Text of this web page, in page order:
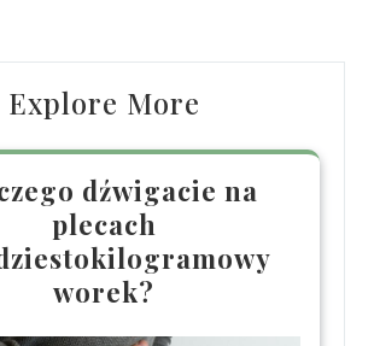
Explore More
dźwigacie na
plecach
worek?